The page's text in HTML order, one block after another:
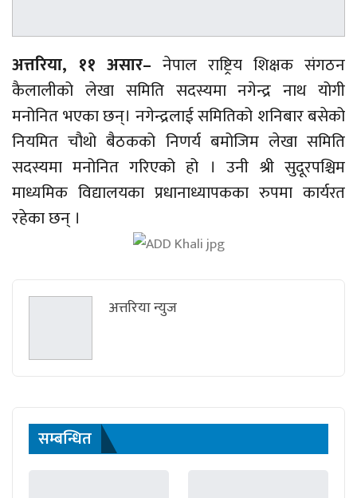
अत्तरिया, ११ असार– नेपाल राष्ट्रिय शिक्षक संगठन
कैलालीको लेखा समिति सदस्यमा नगेन्द्र नाथ योगी
मनोनित भएका छन्। नगेन्द्रलाई समितिको शनिबार बसेको
नियमित चौथो बैठकको निणर्य बमोजिम लेखा समिति
सदस्यमा मनोनित गरिएको हो । उनी श्री सुदूरपश्चिम
माध्यमिक विद्यालयका प्रधानाध्यापकका रुपमा कार्यरत
रहेका छन् ।
अत्तरिया न्युज
सम्बन्धित